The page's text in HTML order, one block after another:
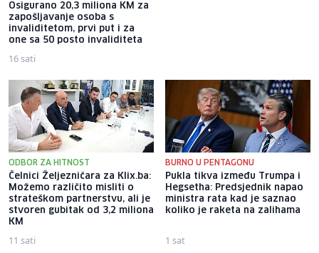
Osigurano 20,3 miliona KM za
zapošljavanje osoba s
invaliditetom, prvi put i za
one sa 50 posto invaliditeta
16 sati
ODBOR ZA HITNOST
Čelnici Željezničara za Klix.ba:
Možemo različito misliti o
strateškom partnerstvu, ali je
stvoren gubitak od 3,2 miliona
KM
11 sati
BURNO U PENTAGONU
Pukla tikva između Trumpa i
Hegsetha: Predsjednik napao
ministra rata kad je saznao
koliko je raketa na zalihama
1 sat